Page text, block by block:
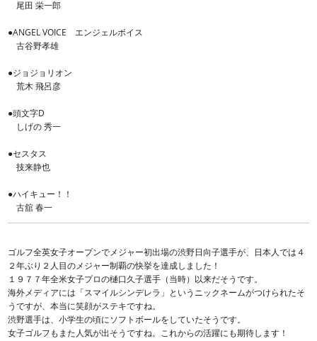
尾田 栄一郎
●ANGEL VOICE エンジェルボイス
古谷野孝雄
●ジョジョリオン
荒木 飛呂彦
●頭文字D
しげの 秀一
●セスタス
技来静也
●ハイキュー！！
古舘 春一
ゴルフ全英女子オープンでメジャー初出場の渋野日向子選手が、日本人では４
２年ぶり２人目のメジャー制覇の快挙を達成しました！
１９７７年全米女子プロの樋口久子選手（当時）以来だそうです。
海外メディアには「スマイルシンデレラ」というニックネームがつけられたそ
うですが、本当に笑顔がステキですね。
渋野選手は、小学生の頃にソフトボールをしていたそうです。
女子ゴルフもまた人気が出そうですね。これからの活躍にも期待します！